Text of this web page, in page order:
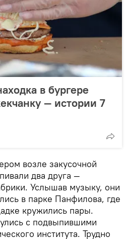
в бургере
— истории 7
возле закусочной
два друга —
Услышав музыку, они
в парке Панфилова, где
кружились пары.
с подвыпившими
института. Трудно